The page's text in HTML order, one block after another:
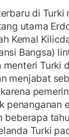
di Turki
utama
Kemal
Bangsa)
menteri Turki
menjabat
penanganan
beberapa
Turki